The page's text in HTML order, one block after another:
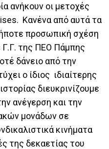
ανήκουν οι μετοχές
Κανένα από αυτά τα
προσωπική σχέση
Γ.Γ. της ΠΕΟ Πάμπης
δάνειο από την
ο ίδιος ιδιαίτερης
διευκρινίζουμε
ανέγερση και την
μονάδων σε
κινήματα
της δεκαετίας του